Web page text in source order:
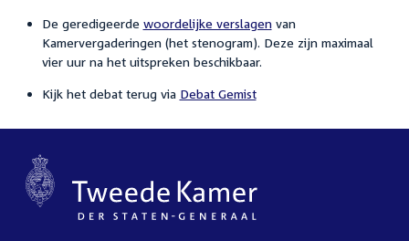
De geredigeerde woordelijke verslagenvan
Kamervergaderingen (het stenogram). Deze zijn maximaal
vier uur na het uitspreken beschikbaar.
Kijk het debat terug via Debat Gemist